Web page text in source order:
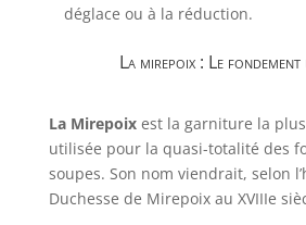
déglace ou à la réduction.
La mirepoix : Le
La Mirepoixest la garniture la
utilisée pour la quasi-totalité des
soupes. Son nom viendrait, selon
Duchesse de Mirepoix au XVIIIe